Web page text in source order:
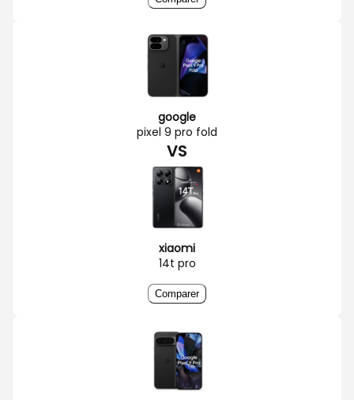
google
pixel 9 pro fold
VS
xiaomi
14t pro
Comparer